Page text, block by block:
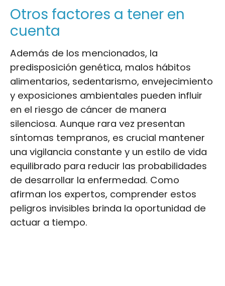
Otros factores a tener en
cuenta
Además de los mencionados, la
predisposición genética, malos hábitos
alimentarios, sedentarismo, envejecimiento
y exposiciones ambientales pueden influir
en el riesgo de cáncer de manera
silenciosa. Aunque rara vez presentan
síntomas tempranos, es crucial mantener
una vigilancia constante y un estilo de vida
equilibrado para reducir las probabilidades
de desarrollar la enfermedad. Como
afirman los expertos, comprender estos
peligros invisibles brinda la oportunidad de
actuar a tiempo.